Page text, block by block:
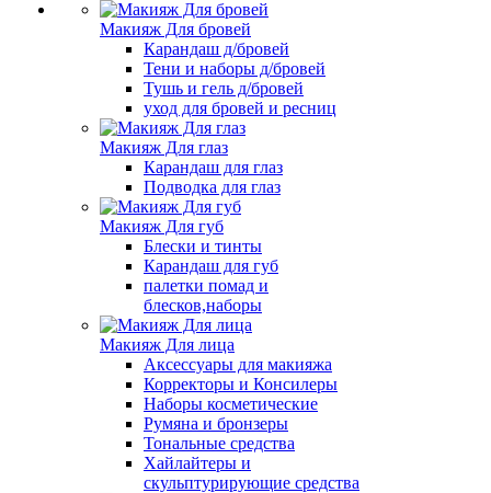
Макияж Для бровей
Карандаш д/бровей
Тени и наборы д/бровей
Тушь и гель д/бровей
уход для бровей и ресниц
Макияж Для глаз
Карандаш для глаз
Подводка для глаз
Макияж Для губ
Блески и тинты
Карандаш для губ
палетки помад и
блесков,наборы
Макияж Для лица
Аксессуары для макияжа
Корректоры и Консилеры
Наборы косметические
Румяна и бронзеры
Тональные средства
Хайлайтеры и
скульптурирующие средства